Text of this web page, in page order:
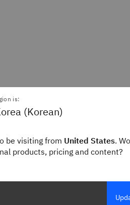
is:
(Korean)
be visiting from United States.
products, pricing and content?